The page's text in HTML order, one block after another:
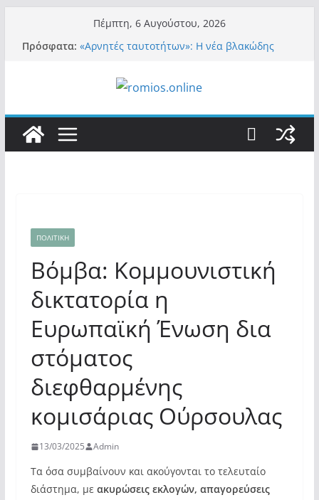
περιεχόμενο
Πέμπτη, 6 Αυγούστου, 2026
Πρόσφατα: «Αρνητές ταυτοτήτων»: Η νέα βλακώδης
Βόμβα: Με στήριξη Musk το νέο κόμμα
Κασιδιάρη – Οι ένοικοι του Μαξίμου σε
Ελλάδα
Σύρος: Βρετανίδα τουρίστρια έμεινε σε κώμα
42 ημέρες μετά από τσίμπημα τσιμπουριού!
ΠΟΛΙΤΙΚΗ
Βόμβα: Κομμουνιστική
δικτατορία η
Ευρωπαϊκή Ένωση δια
στόματος
διεφθαρμένης
κομισάριας Ούρσουλας
13/03/2025 Admin
Τα όσα συμβαίνουν και ακούγονται το τελευταίο
διάστημα, με ακυρώσεις εκλογών, απαγορεύσεις